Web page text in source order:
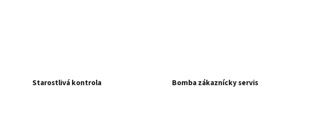
Starostlivá kontrola Bomba zákaznícky servis